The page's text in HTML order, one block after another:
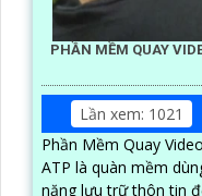
PHẦN MỀM QUAY
Lần xem: 1021
Phần Mềm Quay
ATP là quàn mềm
năng lưu trữ thôn tin